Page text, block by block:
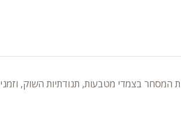
בצמדי מטבעות, תנודתיות השוק, וזמני